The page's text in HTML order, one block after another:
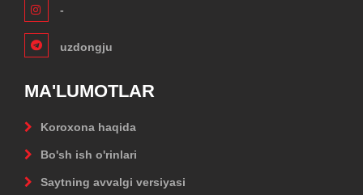
-
uzdongju
MA'LUMOTLAR
Koroxona haqida
Bo'sh ish o'rinlari
Saytning avvalgi versiyasi